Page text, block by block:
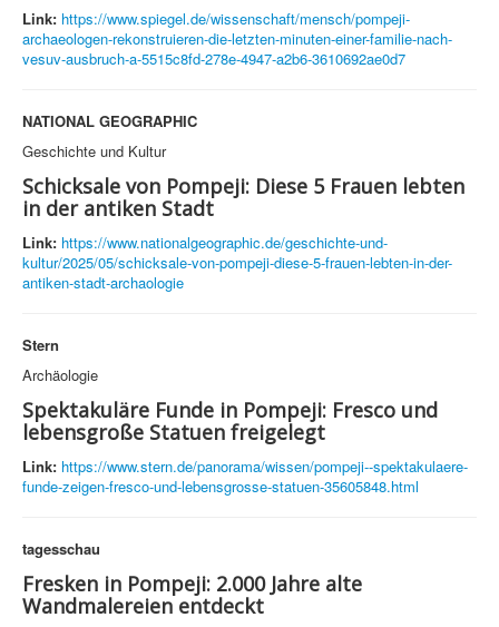
Link: https://www.spiegel.de/wissenschaft/mensch/pompeji-
archaeologen-rekonstruieren-die-letzten-minuten-einer-familie-nach-
vesuv-ausbruch-a-5515c8fd-278e-4947-a2b6-3610692ae0d7
NATIONAL GEOGRAPHIC
Geschichte und Kultur
Schicksale von Pompeji: Diese 5 Frauen lebten
in der antiken Stadt
Link: https://www.nationalgeographic.de/geschichte-und-
kultur/2025/05/schicksale-von-pompeji-diese-5-frauen-lebten-in-der-
antiken-stadt-archaologie
Stern
Archäologie
Spektakuläre Funde in Pompeji: Fresco und
lebensgroße Statuen freigelegt
Link: https://www.stern.de/panorama/wissen/pompeji--spektakulaere-
funde-zeigen-fresco-und-lebensgrosse-statuen-35605848.html
tagesschau
Fresken in Pompeji: 2.000 Jahre alte
Wandmalereien entdeckt